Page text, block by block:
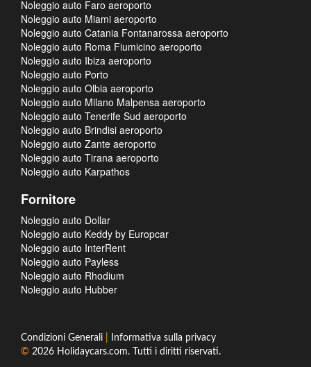
Noleggio auto Faro aeroporto
Noleggio auto Miami aeroporto
Noleggio auto Catania Fontanarossa aeroporto
Noleggio auto Roma Fiumicino aeroporto
Noleggio auto Ibiza aeroporto
Noleggio auto Porto
Noleggio auto Olbia aeroporto
Noleggio auto Milano Malpensa aeroporto
Noleggio auto Tenerife Sud aeroporto
Noleggio auto Brindisi aeroporto
Noleggio auto Zante aeroporto
Noleggio auto Tirana aeroporto
Noleggio auto Karpathos
Fornitore
Noleggio auto Dollar
Noleggio auto Keddy by Europcar
Noleggio auto InterRent
Noleggio auto Payless
Noleggio auto Rhodium
Noleggio auto Hubber
Condizioni Generali
Informativa sulla privacy
© 2026 Holidaycars.com. Tutti i diritti riservati.